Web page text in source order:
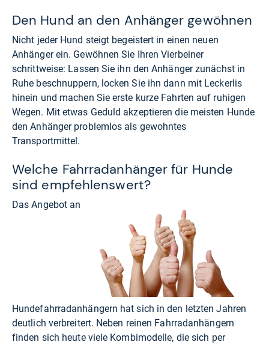
Den Hund an den Anhänger gewöhnen
Nicht jeder Hund steigt begeistert in einen neuen
Anhänger ein. Gewöhnen Sie Ihren Vierbeiner
schrittweise: Lassen Sie ihn den Anhänger zunächst in
Ruhe beschnuppern, locken Sie ihn dann mit Leckerlis
hinein und machen Sie erste kurze Fahrten auf ruhigen
Wegen. Mit etwas Geduld akzeptieren die meisten Hunde
den Anhänger problemlos als gewohntes
Transportmittel.
Welche Fahrradanhänger für Hunde
sind empfehlenswert?
Das Angebot an
Hundefahrradanhängern hat sich in den letzten Jahren
deutlich verbreitert. Neben reinen Fahrradanhängern
finden sich heute viele Kombimodelle, die sich per